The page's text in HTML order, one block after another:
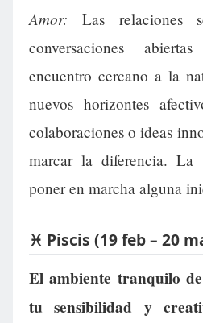
Amor: Las relaciones
conversaciones
encuentro cercano a la
nuevos horizontes
colaboraciones o ideas
marcar la diferencia. La
poner en marcha alguna
♓ Piscis (19 feb – 20
El ambiente tranquilo
tu sensibilidad y